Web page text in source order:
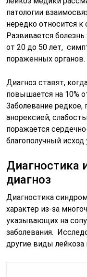
патологии
нередко относится
Развивается
от 20 до 50 лет,
пораженных органов.
Диагноз ставят,
повышается на 10%
Заболевание редкое,
анорексией,
поражается
благополучный исход
Диагностика
диагноз
Диагностика
характер из-за
указывающих на
заболевания.
другие виды лейкоза